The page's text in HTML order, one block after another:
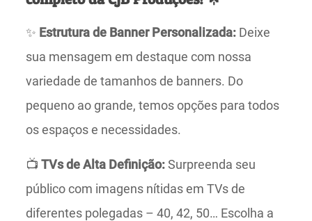
✨ Estrutura de Banner Personalizada:Deixe
sua mensagem em destaque com nossa
variedade de tamanhos de banners. Do
pequeno ao grande, temos opções para todos
os espaços e necessidades.
📺 TVs de Alta Definição:Surpreenda seu
público com imagens nítidas em TVs de
diferentes polegadas – 40, 42, 50… Escolha a